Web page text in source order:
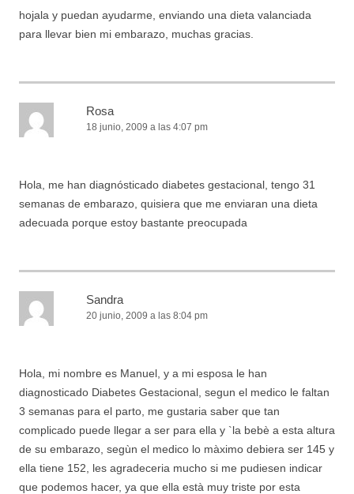
hojala y puedan ayudarme, enviando una dieta valanciada
para llevar bien mi embarazo, muchas gracias.
Rosa
18 junio, 2009 a las 4:07 pm
Hola, me han diagnósticado diabetes gestacional, tengo 31
semanas de embarazo, quisiera que me enviaran una dieta
adecuada porque estoy bastante preocupada
Sandra
20 junio, 2009 a las 8:04 pm
Hola, mi nombre es Manuel, y a mi esposa le han
diagnosticado Diabetes Gestacional, segun el medico le faltan
3 semanas para el parto, me gustaria saber que tan
complicado puede llegar a ser para ella y `la bebè a esta altura
de su embarazo, segùn el medico lo màximo debiera ser 145 y
ella tiene 152, les agradeceria mucho si me pudiesen indicar
que podemos hacer, ya que ella està muy triste por esta